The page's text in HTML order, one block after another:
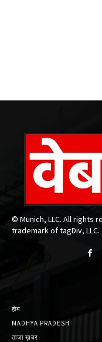
© Munich, LLC. All rights
trademark of tagDiv, LLC.
होम
MADHYA PRADESH
ताज़ा ख़बर